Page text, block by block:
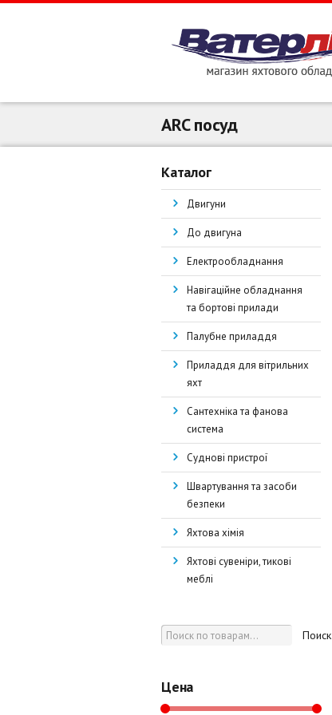
ARC посуд
Каталог
Двигуни
До двигуна
Електрообладнання
Навігаційне обладнання
та бортові прилади
Палубне приладдя
Приладдя для вітрильних
яхт
Сантехніка та фанова
система
Суднові пристрої
Швартування та засоби
безпеки
Яхтова хімія
Яхтові сувеніри, тикові
меблі
Поиск
Цена